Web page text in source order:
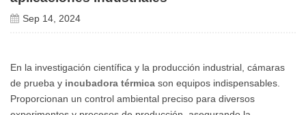
Sep 14, 2024
En la investigación científica y la producción industrial, cámaras
de prueba y incubadora térmica son equipos indispensables.
Proporcionan un control ambiental preciso para diversos